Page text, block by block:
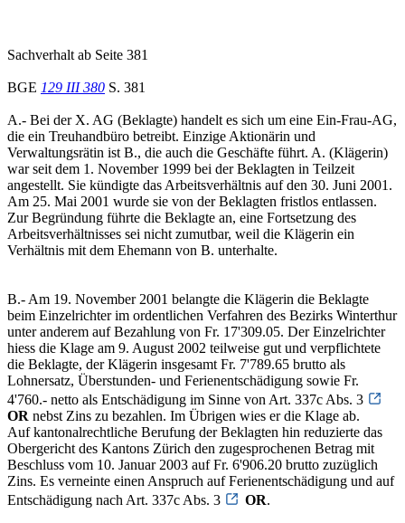
Sachverhalt ab Seite 381
BGE 129 III 380 S. 381
A.- Bei der X. AG (Beklagte) handelt es sich um eine Ein-Frau-AG,
die ein Treuhandbüro betreibt. Einzige Aktionärin und
Verwaltungsrätin ist B., die auch die Geschäfte führt. A. (Klägerin)
war seit dem 1. November 1999 bei der Beklagten in Teilzeit
angestellt. Sie kündigte das Arbeitsverhältnis auf den 30. Juni 2001.
Am 25. Mai 2001 wurde sie von der Beklagten fristlos entlassen.
Zur Begründung führte die Beklagte an, eine Fortsetzung des
Arbeitsverhältnisses sei nicht zumutbar, weil die Klägerin ein
Verhältnis mit dem Ehemann von B. unterhalte.
B.- Am 19. November 2001 belangte die Klägerin die Beklagte
beim Einzelrichter im ordentlichen Verfahren des Bezirks Winterthur
unter anderem auf Bezahlung von Fr. 17'309.05. Der Einzelrichter
hiess die Klage am 9. August 2002 teilweise gut und verpflichtete
die Beklagte, der Klägerin insgesamt Fr. 7'789.65 brutto als
Lohnersatz, Überstunden- und Ferienentschädigung sowie Fr.
4'760.- netto als Entschädigung im Sinne von Art. 337c Abs. 3
OR nebst Zins zu bezahlen. Im Übrigen wies er die Klage ab.
Auf kantonalrechtliche Berufung der Beklagten hin reduzierte das
Obergericht des Kantons Zürich den zugesprochenen Betrag mit
Beschluss vom 10. Januar 2003 auf Fr. 6'906.20 brutto zuzüglich
Zins. Es verneinte einen Anspruch auf Ferienentschädigung und auf
Entschädigung nach Art. 337c Abs. 3
OR.